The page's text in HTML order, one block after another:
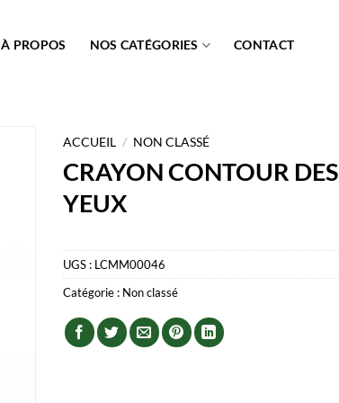
À PROPOS NOS CATÉGORIES CONTACT
ACCUEIL / NON CLASSÉ
CRAYON CONTOUR DES
YEUX
UGS : LCMM00046
Catégorie : Non classé